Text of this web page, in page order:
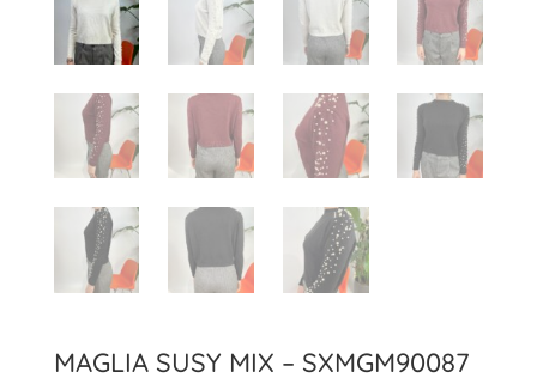
MAGLIA SUSY MIX – SXMGM90087